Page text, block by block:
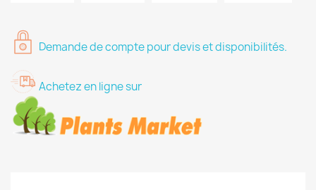
Demande de compte pour devis et disponibilités.
Achetez en ligne sur